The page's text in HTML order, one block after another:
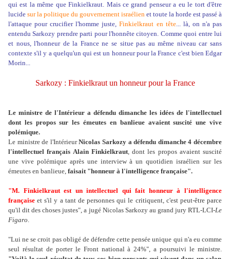
qui est la même que Finkielkraut. Mais ce grand penseur a eu le tort d'être
lucide sur la politique du gouvernement israélien et toute la horde est passé à
l'attaque pour crucifier l'homme juste, Finkielkraut en tête... là, on n'a pas
entendu Sarkozy prendre parti pour l'honnête citoyen. Comme quoi entre lui
et nous, l'honneur de la France ne se situe pas au même niveau car sans
contexte s'il y a quelqu'un qui est un honneur pour la France c'est bien Edgar
Morin...
Sarkozy : Finkielkraut un honneur pour la France
Le ministre de l'Intérieur a défendu dimanche les idées de l'intellectuel
dont les propos sur les émeutes en banlieue avaient suscité une vive
polémique.
Le ministre de l'IntérieurNicolas Sarkozy a défendu dimanche 4 décembre
l'intellectuel français Alain Finkielkraut, dont les propos avaient suscité
une vive polémique après une interview à un quotidien israélien sur les
émeutes en banlieue, faisait "honneur à l'intelligence française".
"M. Finkielkraut est un intellectuel qui fait honneur à l'intelligence
française et s'il y a tant de personnes qui le critiquent, c'est peut-être parce
qu'il dit des choses justes", a jugé Nicolas Sarkozy au grand jury RTL-LCI-Le
Figaro.
"Lui ne se croit pas obligé de défendre cette pensée unique qui n'a eu comme
seul résultat de porter le Front national à 24%", a poursuivi le ministre.